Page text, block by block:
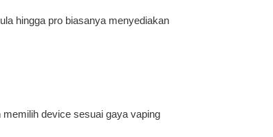
hingga pro biasanya menyediakan
device sesuai gaya vaping